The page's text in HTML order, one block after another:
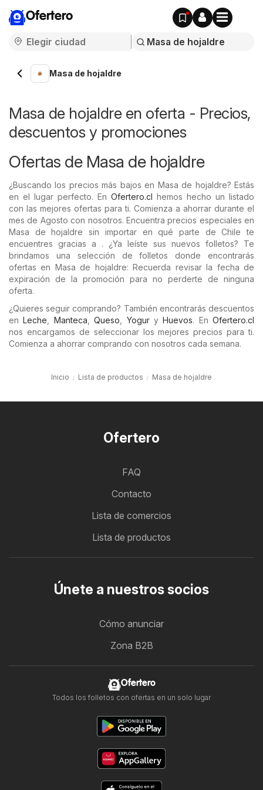
Ofertero
Masa de hojaldre
Masa de hojaldre en oferta - Precios,
descuentos y promociones
Ofertas de Masa de hojaldre
¿Buscando los precios más bajos en Masa de hojaldre? Estás
en el lugar perfecto. En Ofertero.cl hemos hecho un listado
con las mejores ofertas para ti. Comienza a ahorrar durante el
mes de Agosto con nosotros. Encuentra precios especiales en
Masa de hojaldre sin importar en qué parte de Chile te
encuentres gracias a . ¿Ya leíste sus nuevos folletos? Te
brindamos una selección de folletos donde encontrarás
ofertas en Masa de hojaldre: Recuerda revisar la fecha de
expiración de la promoción para no perderte de ninguna
oferta.
¿Quieres seguir comprando? También encontrarás descuentos
enLeche Manteca ,Queso YoguryHuevos. En Ofertero.cl
nos encargamos de seleccionar los mejores precios para ti.
Comienza a ahorrar comprando con nosotros cada semana.
Inicio Lista de productos Masa de hojaldre
Ofertero
FAQ
Contacto
Lista de comercios
Lista de productos
Únete a nuestros socios
Cómo anunciar
Zona B2B
Ofertero
Todos los folletos con ofertas en un solo lugar